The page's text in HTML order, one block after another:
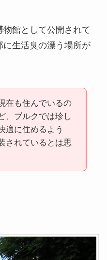
館として公開されて
生活臭の漂う場所が
在も住んでいるの
、ブルクでは珍し
適に住めるよう
されているとは思